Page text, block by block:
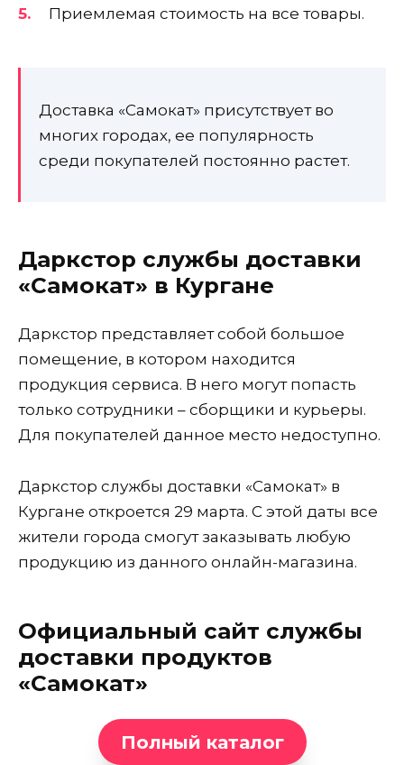
Приемлемая стоимость на все товары.
Доставка «Самокат» присутствует во
многих городах, ее популярность
среди покупателей постоянно растет.
Даркстор службы доставки
«Самокат» в Кургане
Даркстор представляет собой большое
помещение, в котором находится
продукция сервиса. В него могут попасть
только сотрудники – сборщики и курьеры.
Для покупателей данное место недоступно.
Даркстор службы доставки «Самокат» в
Кургане откроется 29 марта. С этой даты все
жители города смогут заказывать любую
продукцию из данного онлайн-магазина.
Официальный сайт службы
доставки продуктов
«Самокат»
Полный каталог